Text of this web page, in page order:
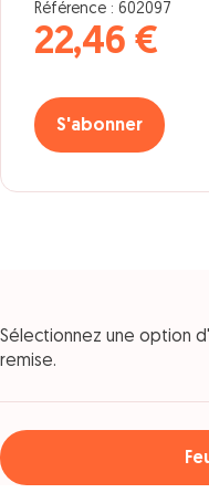
Référence : 602097
22,46 €
S'abonner
Sélectionnez une option
remise.